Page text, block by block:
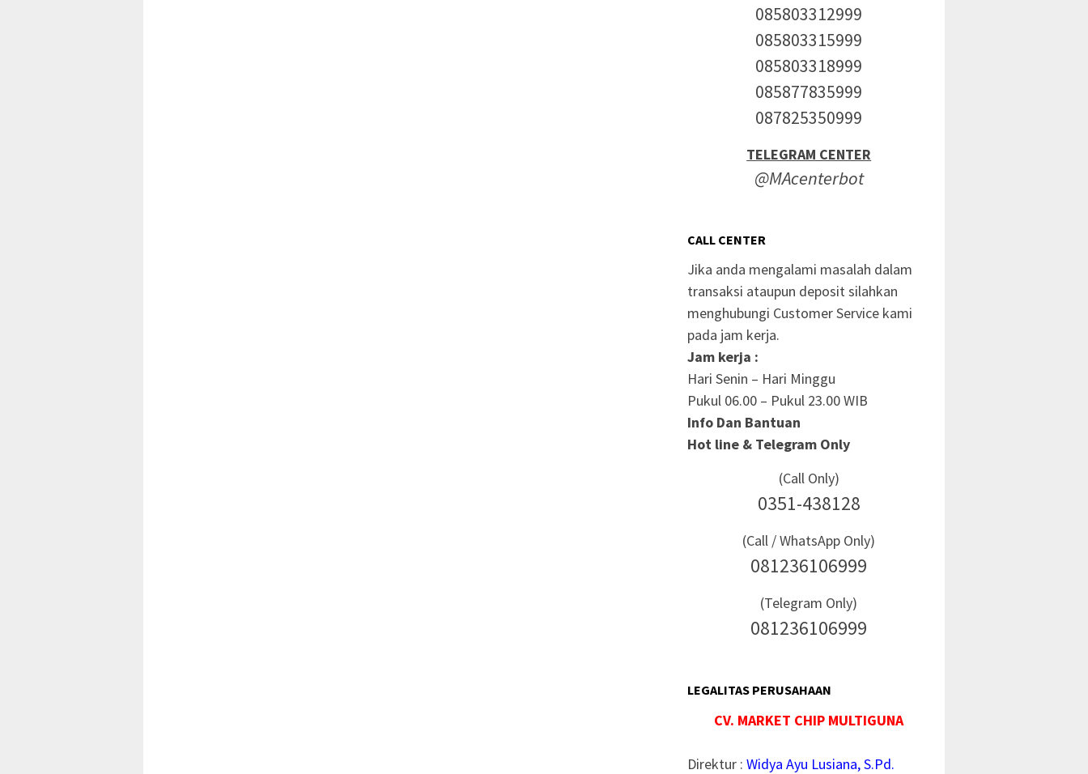
085803312999
085803315999
085803318999
085877835999
087825350999
TELEGRAM CENTER
@MAcenterbot
CALL CENTER
Jika anda mengalami masalah dalam
transaksi ataupun deposit silahkan
menghubungi Customer Service kami
pada jam kerja.
Jam kerja :
Hari Senin – Hari Minggu
Pukul 06.00 – Pukul 23.00 WIB
Info Dan Bantuan
Hot line & Telegram Only
(Call Only)
0351-438128
(Call / WhatsApp Only)
081236106999
(Telegram Only)
081236106999
LEGALITAS PERUSAHAAN
CV. MARKET CHIP MULTIGUNA
Direktur :Widya Ayu Lusiana, S.Pd.